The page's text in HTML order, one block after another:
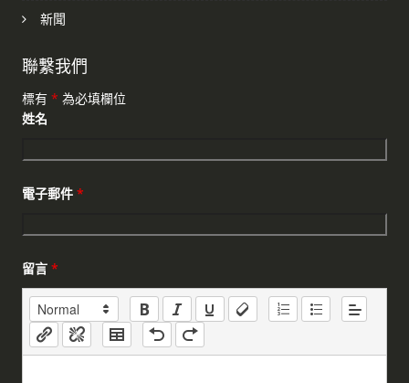
新聞
聯繫我們
標有 * 為必填欄位
姓名
電子郵件 *
留言 *